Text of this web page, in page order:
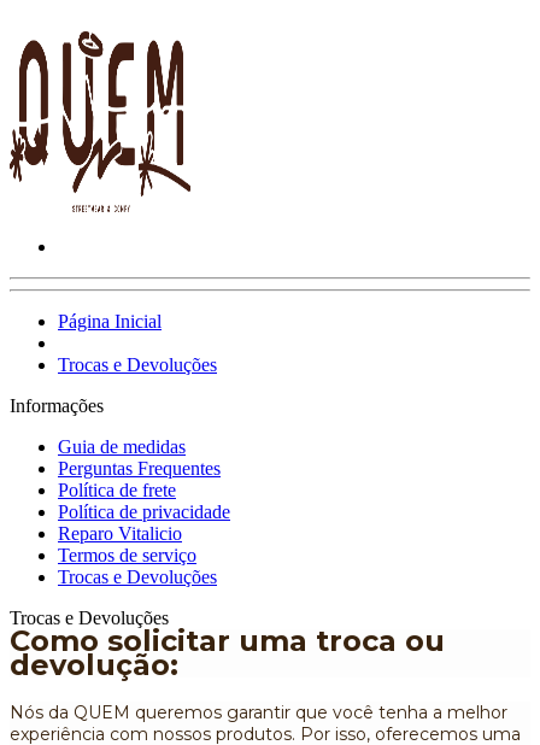
Página Inicial
Trocas e Devoluções
Informações
Guia de medidas
Perguntas Frequentes
Política de frete
Política de privacidade
Reparo Vitalicio
Termos de serviço
Trocas e Devoluções
Trocas e Devoluções
Como solicitar uma troca ou
devolução:
Nós da QUEM queremos garantir que você tenha a melhor
experiência com nossos produtos. Por isso, oferecemos uma